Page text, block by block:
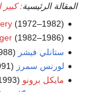
المقالة الرئيسية:كبير
(1972–1982)
(1982–1986)
ستانلي فيشر (1988–1990)
لورنس سمرز (1991–1993)
مايكل برونو (1993–1996)